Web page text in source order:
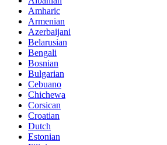
Amharic
Armenian
Azerbaijani
Belarusian
Bengali
Bosnian
Bulgarian
Cebuano
Chichewa
Corsican
Croatian
Dutch
Estonian